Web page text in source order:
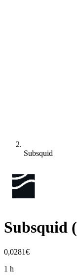
Subsquid
Subsquid (
0,0281€
1 h